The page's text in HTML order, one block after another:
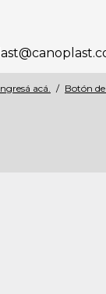
acá. / Botón